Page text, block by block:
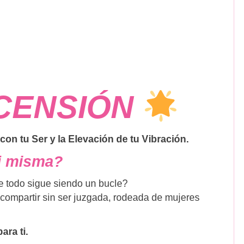
tu Ser y la Elevación de tu Vibración.
misma?
todo sigue siendo un bucle?
sin ser juzgada, rodeada de mujeres
ti.